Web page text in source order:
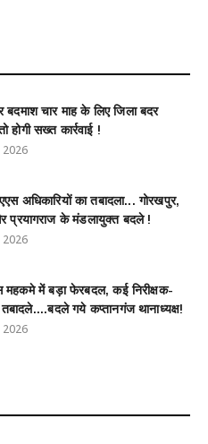
चार माह के लिए जिला बदर
होगी सख्त कार्रवाई !
अधिकारियों का तबादला... गोरखपुर,
प्रयागराज के मंडलायुक्त बदले !
में बड़ा फेरबदल, कई निरीक्षक-
तबादले....बदले गये कप्तानगंज थानाध्यक्ष!